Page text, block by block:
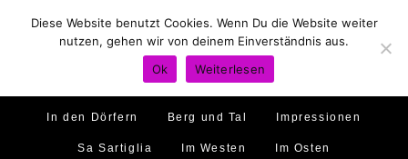
Hirtenland Traumstrände Feste feiern
Golfo di Orosei Im Norden
Murales Ambiente
In den Dörfern Berg und Tal Impressionen
Sa Sartiglia Im Westen Im Osten
Diese Website benutzt Cookies. Wenn Du die Website weiter
nutzen, gehen wir von deinem Einverständnis aus.
Ok
Weiterlesen